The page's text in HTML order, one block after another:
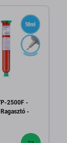
2500F -
-